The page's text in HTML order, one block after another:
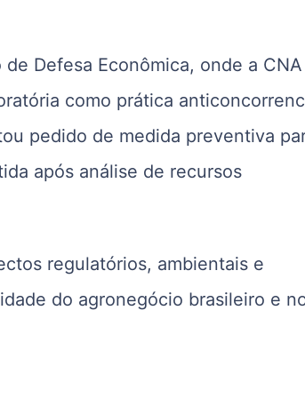
Defesa Econômica, onde a CNA
como prática
pedido de medida preventiva
após análise de recursos
regulatórios, ambientais e
do agronegócio brasileiro e